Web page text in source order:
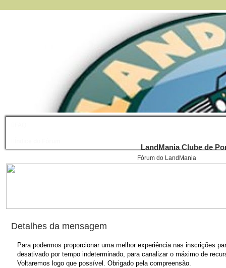
LandMania Clube de
Fórum do LandMania
Detalhes da mensagem
Para podermos proporcionar uma melhor experiência nas inscrições
desativado por tempo indeterminado, para canalizar o máximo de
Voltaremos logo que possível. Obrigado pela compreensão.